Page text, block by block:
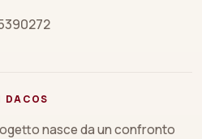
DACOS
nasce da un confronto